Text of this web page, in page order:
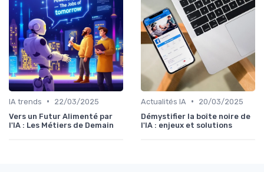
IA trends •
22/03/2025
Vers un Futur Alimenté par
l'IA : Les Métiers de Demain
Actualités IA •
20/03/2025
Démystifier la boîte noire de
l'IA : enjeux et solutions